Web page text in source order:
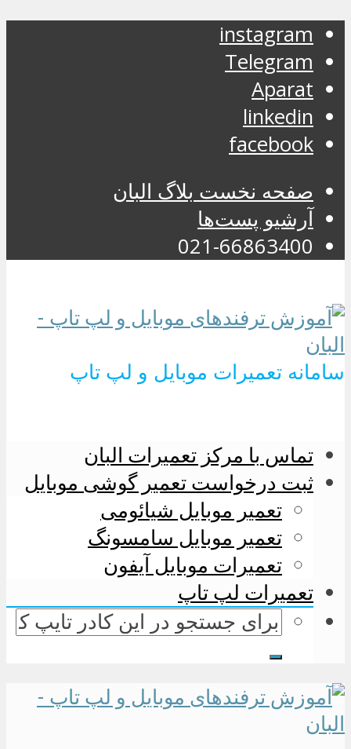
instagram
Telegram
Aparat
linkedin
facebook
صفحه نخست بلاگ البان
آرشیو پست‌ها
021-66863400
سامانه تعمیرات موبایل و لپ تاپ
تماس با مرکز تعمیرات البان
ثبت درخواست تعمیر گوشی موبایل
تعمیر موبایل شیائومی
تعمیر موبایل سامسونگ
تعمیرات موبایل آیفون
تعمیرات لپ تاپ